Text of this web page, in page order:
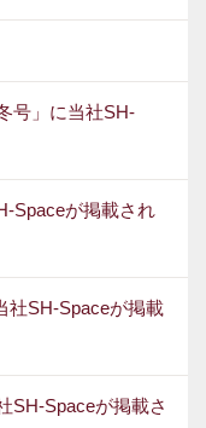
号」に当社SH-
Spaceが掲載され
社SH-Spaceが掲載
SH-Spaceが掲載さ